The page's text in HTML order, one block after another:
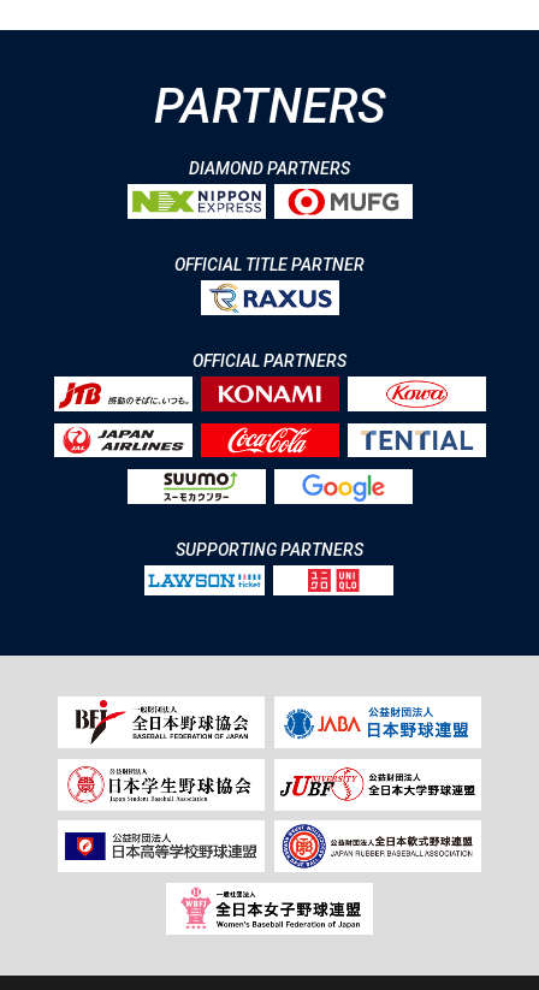
PARTNERS
DIAMOND PARTNERS
OFFICIAL TITLE PARTNER
OFFICIAL PARTNERS
SUPPORTING PARTNERS